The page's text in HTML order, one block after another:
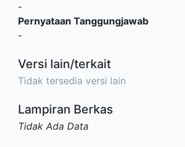
-
Pernyataan Tanggungjawab
-
Versi lain/terkait
Tidak tersedia versi lain
Lampiran Berkas
Tidak Ada Data